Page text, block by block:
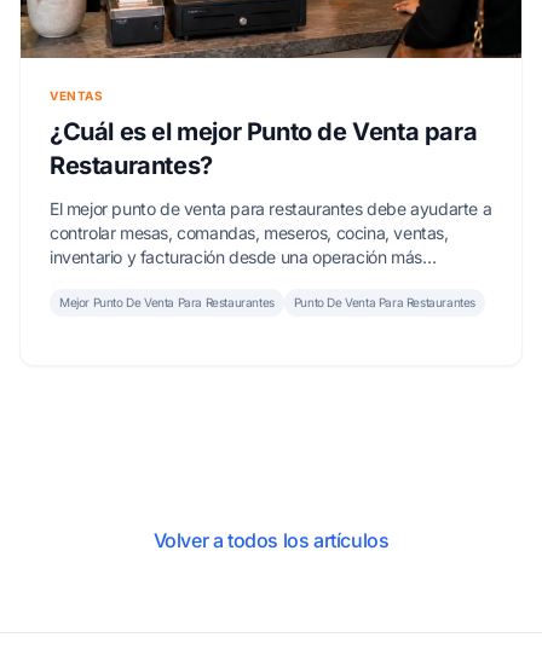
VENTAS
¿Cuál es el mejor Punto de Venta para
Restaurantes?
El mejor punto de venta para restaurantes debe ayudarte a
controlar mesas, comandas, meseros, cocina, ventas,
inventario y facturación desde una operación más
Mejor Punto De Venta Para Restaurantes Punto De Venta Para Restaurantes
Volver a todos los artículos